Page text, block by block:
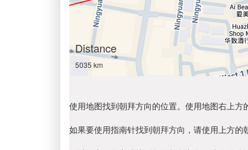
Distance
5035 km
使用地图找到朝拜方向的位置。使用地图右上方
如果要使用指南针找到朝拜方向，请使用上方的